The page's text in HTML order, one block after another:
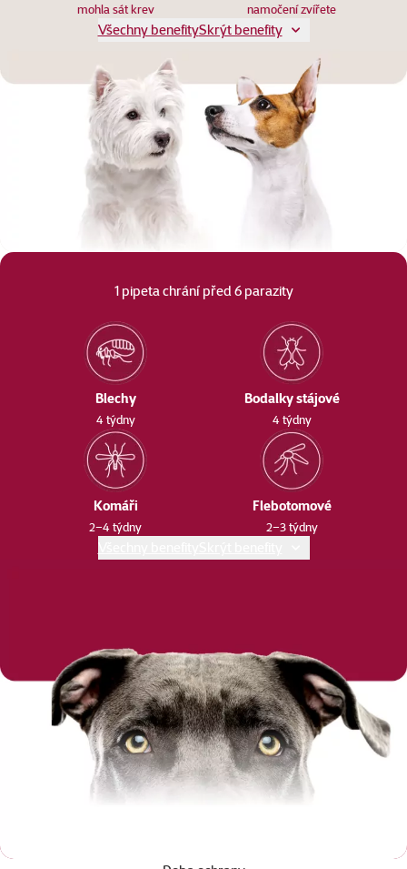
mohla sát krev
namočení zvířete
Všechny benefitySkrýt benefity
1 pipeta chrání před 6 parazity
Blechy
4 týdny
Bodalky stájové
4 týdny
Komáři
2–4 týdny
Flebotomové
2–3 týdny